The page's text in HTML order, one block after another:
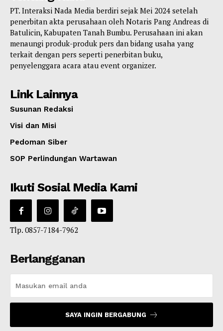
PT. Interaksi Nada Media berdiri sejak Mei 2024 setelah
penerbitan akta perusahaan oleh Notaris Pang Andreas di
Batulicin, Kabupaten Tanah Bumbu. Perusahaan ini akan
menaungi produk-produk pers dan bidang usaha yang
terkait dengan pers seperti penerbitan buku,
penyelenggara acara atau event organizer.
Link Lainnya
Susunan Redaksi
Visi dan Misi
Pedoman Siber
SOP Perlindungan Wartawan
Ikuti Sosial Media Kami
Tlp. 0857-7184-7962
Berlangganan
SAYA INGIN BERGABUNG